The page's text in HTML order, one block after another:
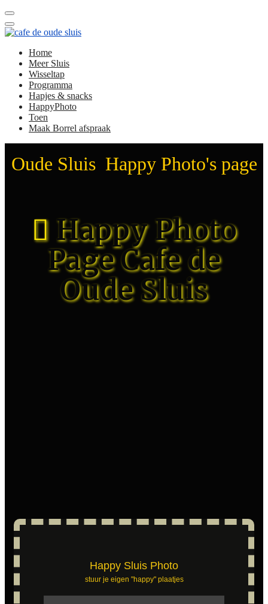
Home
Meer Sluis
Wisseltap
Programma
Hapjes & snacks
HappyPhoto
Toen
Maak Borrel afspraak
Oude Sluis Happy Photo's page
Happy Photo
Page Cafe de
Oude Sluis
Happy Sluis Photo
stuur je eigen "happy" plaatjes